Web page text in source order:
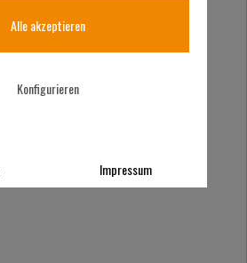
Alle akzeptieren
Konfigurieren
Impressum